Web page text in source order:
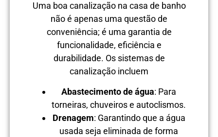
Uma boa canalização na casa de banho
não é apenas uma questão de
conveniência; é uma garantia de
funcionalidade, eficiência e
durabilidade. Os sistemas de
canalização incluem
Abastecimento de água: Para
torneiras, chuveiros e autoclismos.
Drenagem: Garantindo que a água
usada seja eliminada de forma